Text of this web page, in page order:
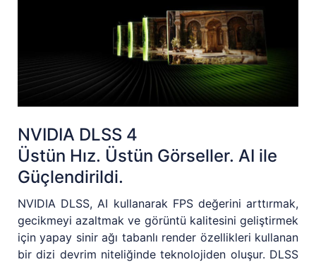
NVIDIA DLSS 4
Üstün Hız. Üstün Görseller. AI ile
Güçlendirildi.
NVIDIA DLSS, AI kullanarak FPS değerini arttırmak,
gecikmeyi azaltmak ve görüntü kalitesini geliştirmek
için yapay sinir ağı tabanlı render özellikleri kullanan
bir dizi devrim niteliğinde teknolojiden oluşur. DLSS